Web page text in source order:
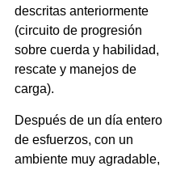
descritas anteriormente
(circuito de progresión
sobre cuerda y habilidad,
rescate y manejos de
carga).
Después de un día entero
de esfuerzos, con un
ambiente muy agradable,